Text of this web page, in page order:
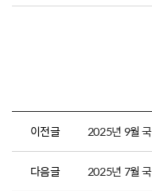
이전글 2025년 9월
다음글 2025년 7월